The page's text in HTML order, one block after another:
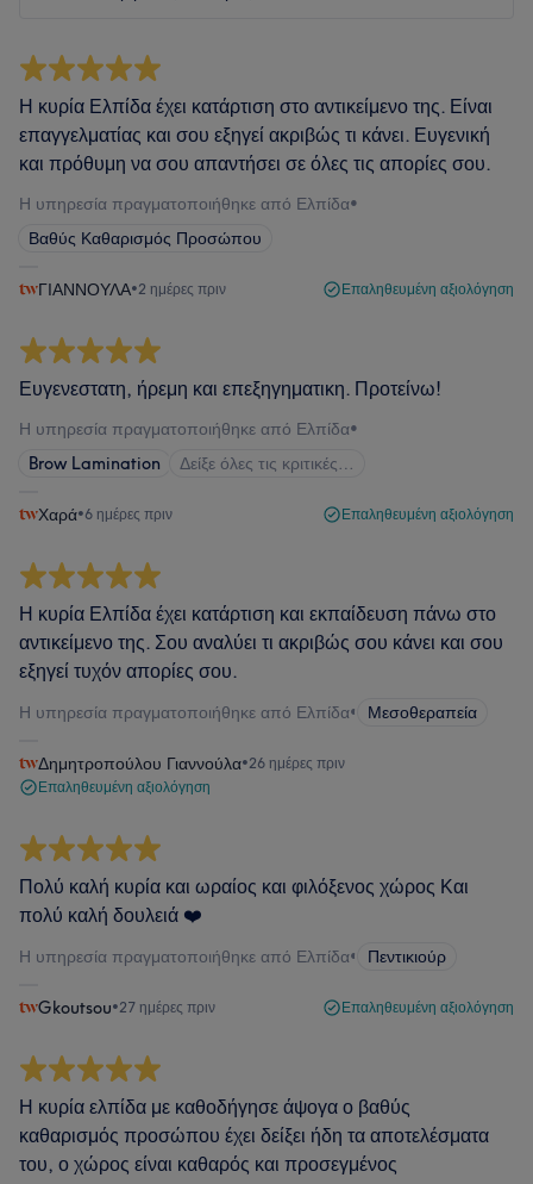
Η κυρία Ελπίδα έχει κατάρτιση στο αντικείμενο της. Είναι
επαγγελματίας και σου εξηγεί ακριβώς τι κάνει. Ευγενική
και πρόθυμη να σου απαντήσει σε όλες τις απορίες σου.
Η υπηρεσία πραγματοποιήθηκε από Ελπίδα•
Βαθύς Καθαρισμός Προσώπου
ΓΙΑΝΝΟΥΛΑ•2 ημέρες πριν Επαληθευμένη αξιολόγηση
Ευγενεστατη, ήρεμη και επεξηγηματικη. Προτείνω!
Η υπηρεσία πραγματοποιήθηκε από Ελπίδα•
Brow Lamination
Δείξε όλες τις κριτικές…
Χαρά•6 ημέρες πριν Επαληθευμένη αξιολόγηση
Η κυρία Ελπίδα έχει κατάρτιση και εκπαίδευση πάνω στο
αντικείμενο της. Σου αναλύει τι ακριβώς σου κάνει και σου
εξηγεί τυχόν απορίες σου.
Η υπηρεσία πραγματοποιήθηκε από Ελπίδα• Μεσοθεραπεία
Δημητροπούλου Γιαννούλα•26 ημέρες πριν
Επαληθευμένη αξιολόγηση
Πολύ καλή κυρία και ωραίος και φιλόξενος χώρος Και
πολύ καλή δουλειά ❤️
Η υπηρεσία πραγματοποιήθηκε από Ελπίδα• Πεντικιούρ
Gkoutsou•27 ημέρες πριν Επαληθευμένη αξιολόγηση
Η κυρία ελπίδα με καθοδήγησε άψογα ο βαθύς
καθαρισμός προσώπου έχει δείξει ήδη τα αποτελέσματα
του, ο χώρος είναι καθαρός και προσεγμένος